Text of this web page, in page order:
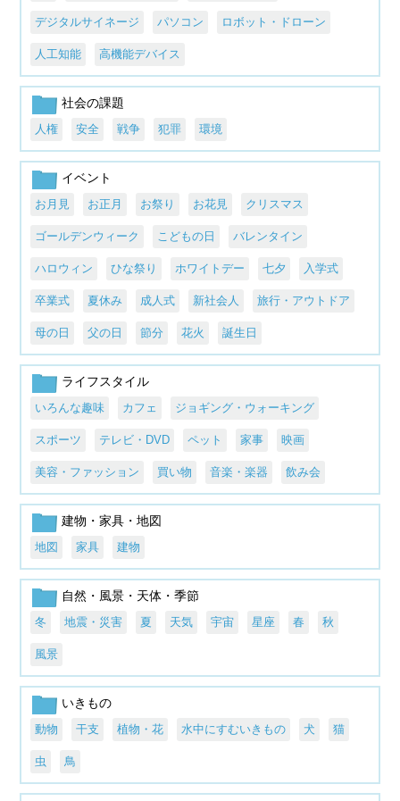
デジタルサイネージ パソコン ロボット・ドローン
人工知能 高機能デバイス
社会の課題
人権 安全 戦争 犯罪 環境
イベント
お月見 お正月 お祭り お花見 クリスマス
ゴールデンウィーク こどもの日 バレンタイン
ハロウィン ひな祭り ホワイトデー 七夕 入学式
卒業式 夏休み 成人式 新社会人 旅行・アウトドア
母の日 父の日 節分 花火 誕生日
ライフスタイル
いろんな趣味 カフェ ジョギング・ウォーキング
スポーツ テレビ・DVD ペット 家事 映画
美容・ファッション 買い物 音楽・楽器 飲み会
建物・家具・地図
地図 家具 建物
自然・風景・天体・季節
冬 地震・災害 夏 天気 宇宙 星座 春 秋
風景
いきもの
動物 干支 植物・花 水中にすむいきもの 犬 猫
虫 鳥